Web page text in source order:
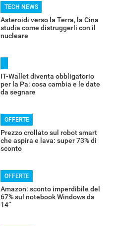
TECH NEWS
Asteroidi verso la Terra, la Cina
studia come distruggerli con il
nucleare
IT-Wallet diventa obbligatorio
per la Pa: cosa cambia e le date
da segnare
OFFERTE
Prezzo crollato sul robot smart
che aspira e lava: super 73% di
sconto
OFFERTE
Amazon: sconto imperdibile del
67% sul notebook Windows da
14’’